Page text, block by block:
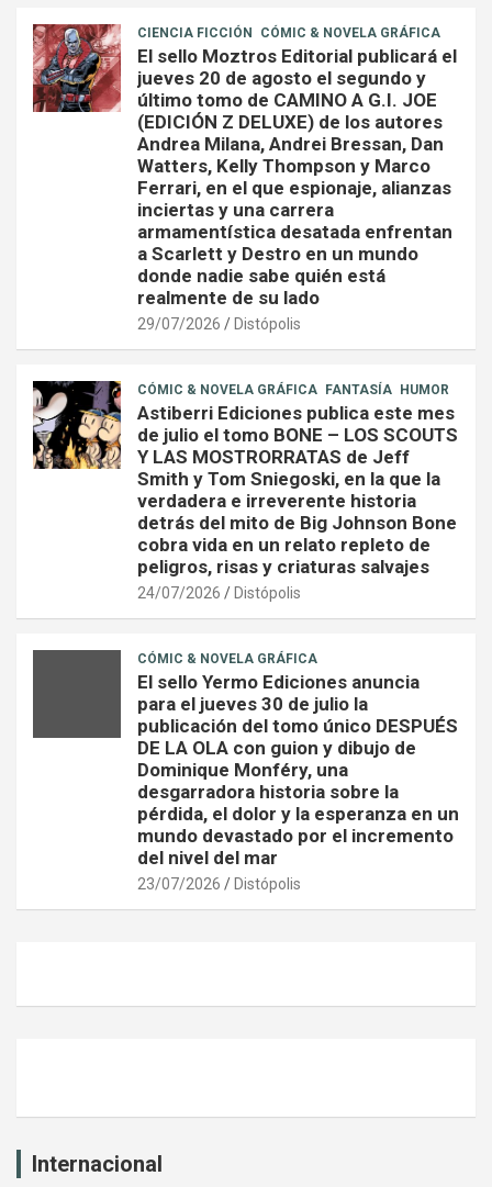
CIENCIA FICCIÓN CÓMIC & NOVELA GRÁFICA
El sello Moztros Editorial publicará el
jueves 20 de agosto el segundo y
último tomo de CAMINO A G.I. JOE
(EDICIÓN Z DELUXE) de los autores
Andrea Milana, Andrei Bressan, Dan
Watters, Kelly Thompson y Marco
Ferrari, en el que espionaje, alianzas
inciertas y una carrera
armamentística desatada enfrentan
a Scarlett y Destro en un mundo
donde nadie sabe quién está
realmente de su lado
29/07/2026 Distópolis
CÓMIC & NOVELA GRÁFICA FANTASÍA HUMOR
Astiberri Ediciones publica este mes
de julio el tomo BONE – LOS SCOUTS
Y LAS MOSTRORRATAS de Jeff
Smith y Tom Sniegoski, en la que la
verdadera e irreverente historia
detrás del mito de Big Johnson Bone
cobra vida en un relato repleto de
peligros, risas y criaturas salvajes
24/07/2026 Distópolis
CÓMIC & NOVELA GRÁFICA
El sello Yermo Ediciones anuncia
para el jueves 30 de julio la
publicación del tomo único DESPUÉS
DE LA OLA con guion y dibujo de
Dominique Monféry, una
desgarradora historia sobre la
pérdida, el dolor y la esperanza en un
mundo devastado por el incremento
del nivel del mar
23/07/2026 Distópolis
Internacional